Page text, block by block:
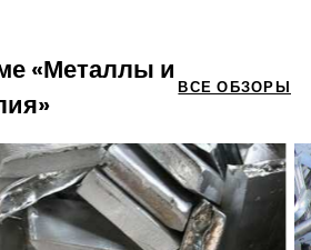
«Металлы и
ВСЕ ОБЗОРЫ